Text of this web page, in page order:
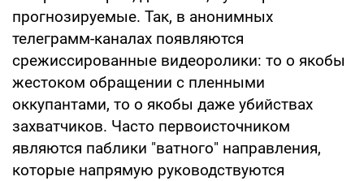
прогнозируемые. Так, в анонимных
телеграмм-каналах появляются
срежиссированные видеоролики: то о якобы
жестоком обращении с пленными
оккупантами, то о якобы даже убийствах
захватчиков. Часто первоисточником
являются паблики "ватного" направления,
которые напрямую руководствуются